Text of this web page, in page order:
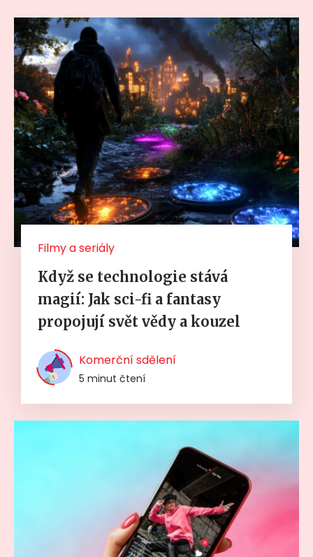
Filmy a seriály
Když se technologie stává
magií: Jak sci-fi a fantasy
propojují svět vědy a kouzel
Komerční sdělení
5 minut čtení